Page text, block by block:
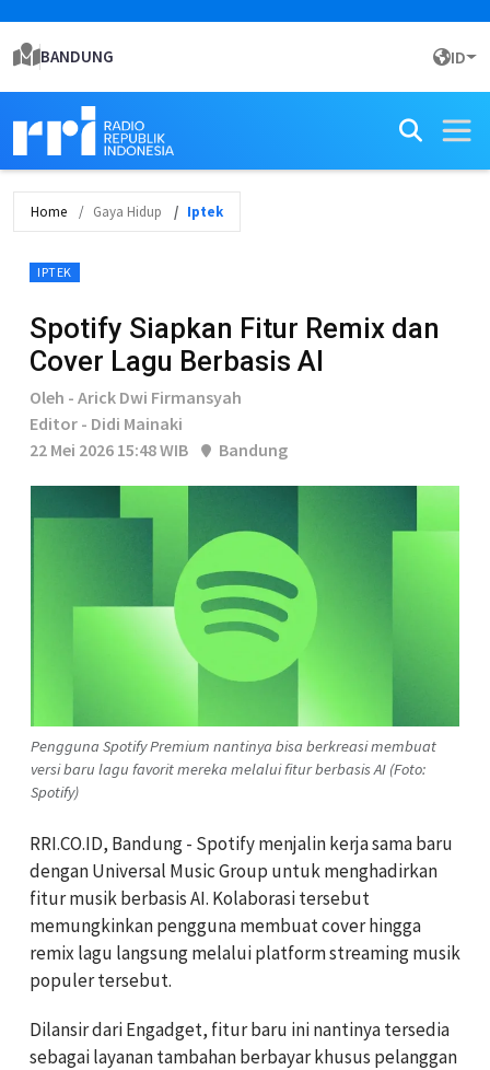
BANDUNG ID
Home Gaya Hidup Iptek
IPTEK
Spotify Siapkan Fitur Remix dan
Cover Lagu Berbasis AI
Oleh - Arick Dwi Firmansyah
Editor - Didi Mainaki
22 Mei 2026 15:48 WIB
Bandung
Pengguna Spotify Premium nantinya bisa berkreasi membuat
versi baru lagu favorit mereka melalui fitur berbasis AI (Foto:
Spotify)
RRI.CO.ID, Bandung - Spotify menjalin kerja sama baru
dengan Universal Music Group untuk menghadirkan
fitur musik berbasis AI. Kolaborasi tersebut
memungkinkan pengguna membuat cover hingga
remix lagu langsung melalui platform streaming musik
populer tersebut.
Dilansir dari Engadget, fitur baru ini nantinya tersedia
sebagai layanan tambahan berbayar khusus pelanggan